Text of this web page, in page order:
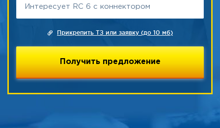
Прикрепить ТЗ или заявку (до 10 мб)